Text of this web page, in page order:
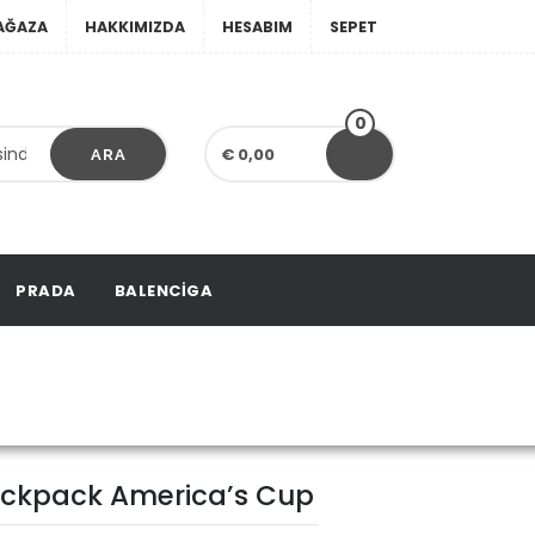
HAKKIMIZDA HESABIM SEPET
ARA € 0,00
0
PRADA BALENCIGA
America’s Cup